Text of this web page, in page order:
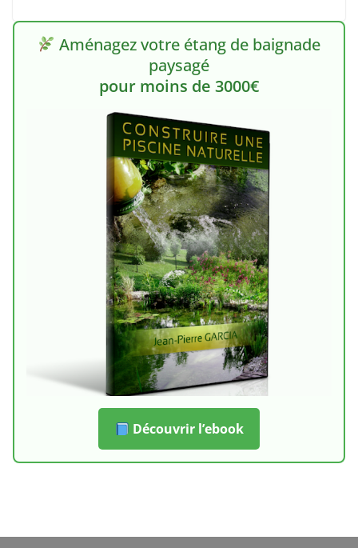
Aménagez votre étang de baignade
paysagé
pour moins de 3000€
Découvrir l’ebook